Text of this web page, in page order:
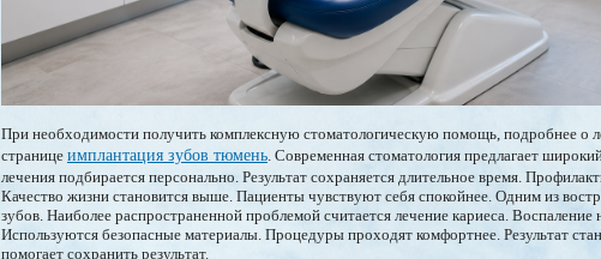
При необходимости получить комплексную стоматологическую помощь, подробнее о
странице имплантация зубов тюмень. Современная стоматология предлагает
лечения подбирается персонально. Результат сохраняется длительное время.
Качество жизни становится выше. Пациенты чувствуют себя спокойнее. Одним из
зубов. Наиболее распространенной проблемой считается лечение кариеса.
Используются безопасные материалы. Процедуры проходят комфортнее. Результат
помогает сохранить результат.